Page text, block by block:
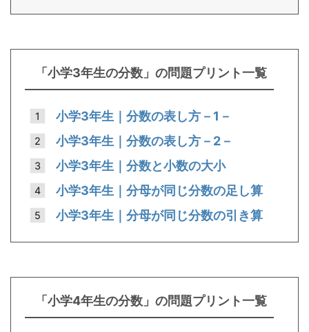
「小学3年生の分数」の問題プリント一覧
小学3年生｜分数の表し方－1－
小学3年生｜分数の表し方－2－
小学3年生｜分数と小数の大小
小学3年生｜分母が同じ分数の足し算
小学3年生｜分母が同じ分数の引き算
「小学4年生の分数」の問題プリント一覧